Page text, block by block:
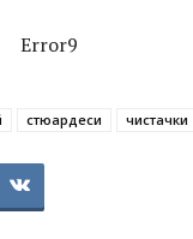
Error9
стюардеси чистачки